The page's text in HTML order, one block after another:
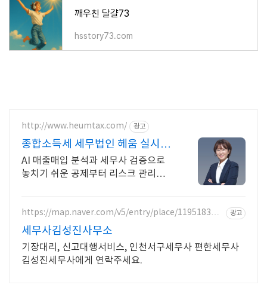
깨우친 달걀73
hsstory73.com
http://www.heumtax.com/ 광고
종합소득세 세무법인 헤움 실시간
카톡 상담 지원
AI 매출매입 분석과 세무사 검증으로
놓치기 쉬운 공제부터 리스크 관리까
https://map.naver.com/v5/entry/place/119518341
광고
세무사김성진사무소
기장대리, 신고대행서비스, 인천서구세무사 편한세무사
김성진세무사에게 연락주세요.